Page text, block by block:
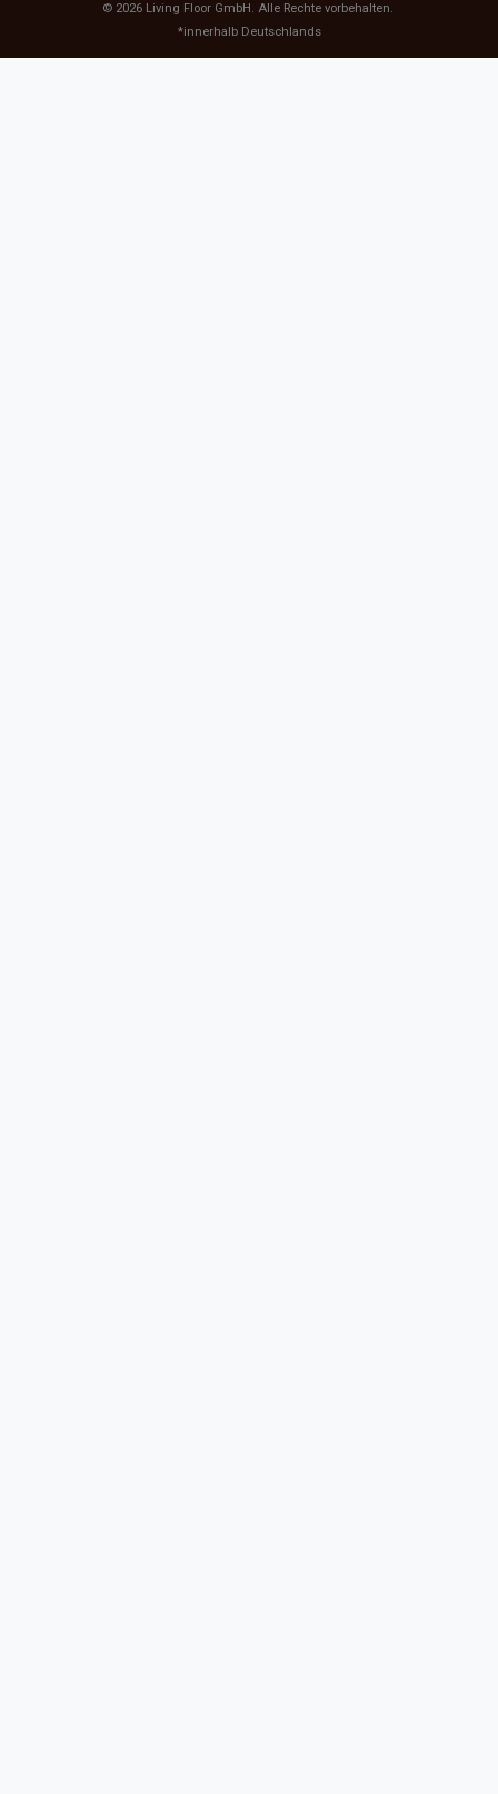
© 2026 Living Floor GmbH . Alle Rechte vorbehalten.
*innerhalb Deutschlands